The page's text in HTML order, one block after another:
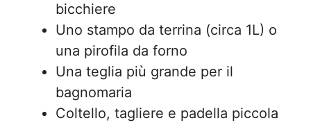
bicchiere
Uno stampo da terrina (circa 1L) o
una pirofila da forno
Una teglia più grande per il
bagnomaria
Coltello, tagliere e padella piccola